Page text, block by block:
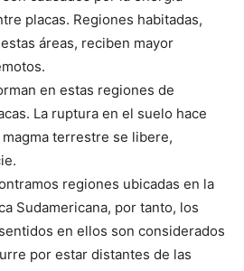
placas. Regiones habitadas,
áreas, reciben mayor
en estas regiones de
La ruptura en el suelo hace
terrestre se libere,
regiones ubicadas en la
Sudamericana, por tanto, los
en ellos son considerados
por estar distantes de las